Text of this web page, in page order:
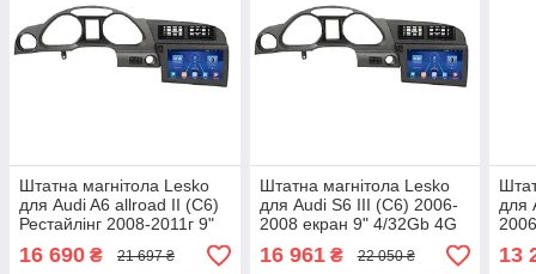
Штатна магнітола Lesko
для Audi A6 allroad II (C6)
Рестайлінг 2008-2011г 9"
4/32Gb 4G Wi-Fi GPS Top
1 шт.
16 690 ₴ 21 697 ₴
Штатна магнітола Lesko
для Audi S6 III (C6) 2006-
2008 екран 9" 4/32Gb 4G
16 961₴ 22 050 ₴
для
13